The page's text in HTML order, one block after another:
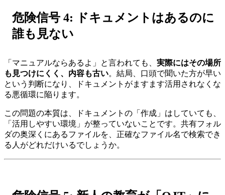
危険信号 4: ドキュメントはあるのに
誰も見ない
「マニュアルならあるよ」と言われても、 実際にはその場所
も見つけにくく、内容も古い。結局、口頭で聞いた方が早い
という判断になり、ドキュメントがますます活用されなくな
る悪循環に陥ります。
この問題の本質は、ドキュメントの「作成」はしていても、
「活用しやすい環境」が整っていないことです。共有フォル
ダの奥深くにあるファイルを、正確なファイル名で検索でき
る人がどれだけいるでしょうか。